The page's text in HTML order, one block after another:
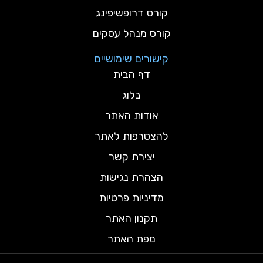
קורס דרופשיפינג
קורס מנהל עסקים
קישורים שימושיים
דף הבית
בלוג
אודות האתר
להצטרפות לאתר
יצירת קשר
הצהרת נגישות
מדיניות פרטיות
תקנון האתר
מפת האתר